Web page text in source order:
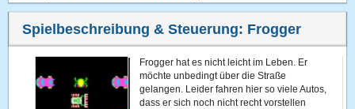
Spielbeschreibung & Steuerung: Frogger
Frogger hat es nicht leicht im Leben. Er
möchte unbedingt über die Straße
gelangen. Leider fahren hier so viele Autos,
dass er sich noch nicht recht vorstellen